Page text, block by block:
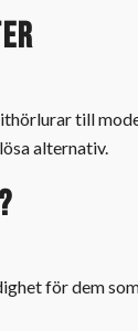
till
alternativ.
för dem